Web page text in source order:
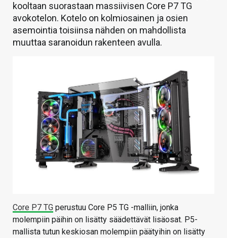
kooltaan suorastaan massiivisen Core P7 TG
avokotelon. Kotelo on kolmiosainen ja osien
asemointia toisiinsa nähden on mahdollista
muuttaa saranoidun rakenteen avulla.
Core P7 TG perustuu Core P5 TG -malliin, jonka
molempiin päihin on lisätty säädettävät lisäosat. P5-
mallista tutun keskiosan molempiin päätyihin on lisätty